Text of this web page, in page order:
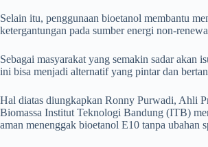
Selain itu, penggunaan bioetanol membantu
ketergantungan pada sumber energi non-
Sebagai masyarakat yang semakin sadar akan
ini bisa menjadi alternatif yang pintar dan
Hal diatas diungkapkan Ronny Purwadi, Ahli
Biomassa Institut Teknologi Bandung (ITB)
aman menenggak bioetanol E10 tanpa ubahan